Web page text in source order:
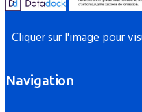
Cliquer sur l'image pour
Navigation